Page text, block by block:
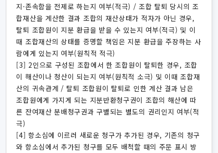
지·존속함을 전제로 하는지 여부(적극) / 조합 탈퇴 당시의 조
합재산을 계산한 결과 조합의 재산상태가 적자가 아닌 경우,
탈퇴 조합원이 지분 환급을 받을 수 있는지 여부(적극) 및 이
때 조합재산의 상태를 증명할 책임은 지분 환급을 주장하는 사
람에게 있는지 여부(원칙적 적극)
[3] 2인으로 구성된 조합에서 한 조합원이 탈퇴한 경우, 조합
이 해산이나 청산이 되는지 여부(원칙적 소극) 및 이때 조합재
산의 귀속관계 / 탈퇴 조합원이 탈퇴로 인한 계산 결과 남은
조합원에게 가지게 되는 지분반환청구권이 조합의 해산에 따
른 잔여재산 분배청구권과 구별되는 별도의 권리인지 여부(적
극)
[4] 항소심에 이르러 새로운 청구가 추가된 경우, 기존의 청구
와 항소심에서 추가된 청구를 모두 배척할 때의 주문 표시 방